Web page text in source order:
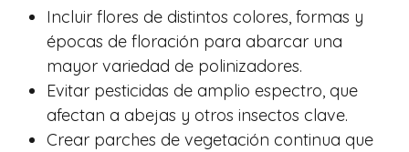
Incluir flores de distintos colores, formas y
épocas de floración para abarcar una
mayor variedad de polinizadores.
Evitar pesticidas de amplio espectro, que
afectan a abejas y otros insectos clave.
Crear parches de vegetación continua que